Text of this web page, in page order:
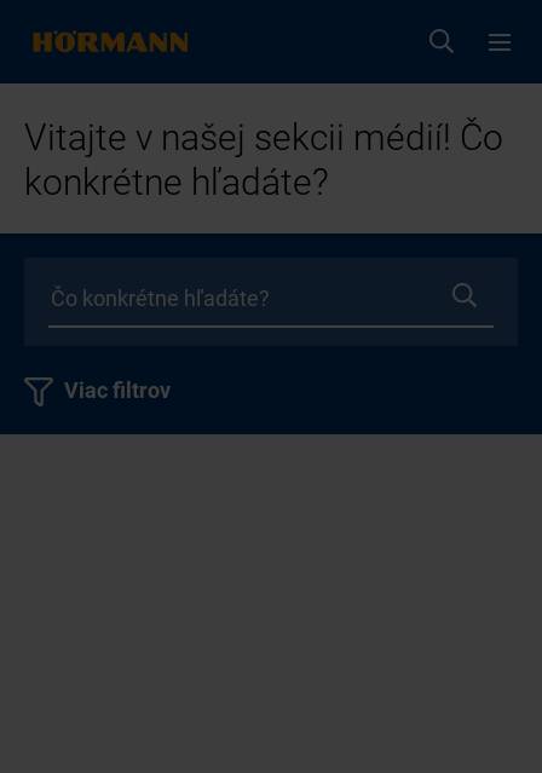
Vitajte v našej sekcii médií! Čo
konkrétne hľadáte?
Viac filtrov